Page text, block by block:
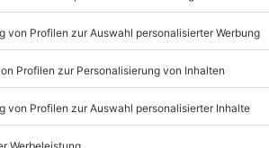
Erinnerungen!
Listenansicht